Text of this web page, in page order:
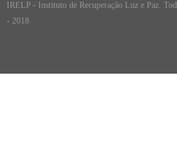
IRELP - Instituto de Recuperação Luz e Paz.
- 2018